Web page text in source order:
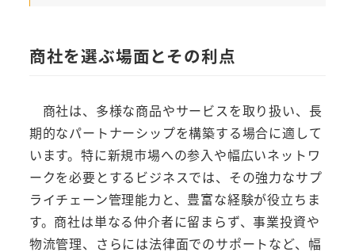
商社を選ぶ場面とその利点
商社は、多様な商品やサービスを取り扱い、長
期的なパートナーシップを構築する場合に適して
います。特に新規市場への参入や幅広いネットワ
ークを必要とするビジネスでは、その強力なサプ
ライチェーン管理能力と、豊富な経験が役立ちま
す。商社は単なる仲介者に留まらず、事業投資や
物流管理、さらには法律面でのサポートなど、幅